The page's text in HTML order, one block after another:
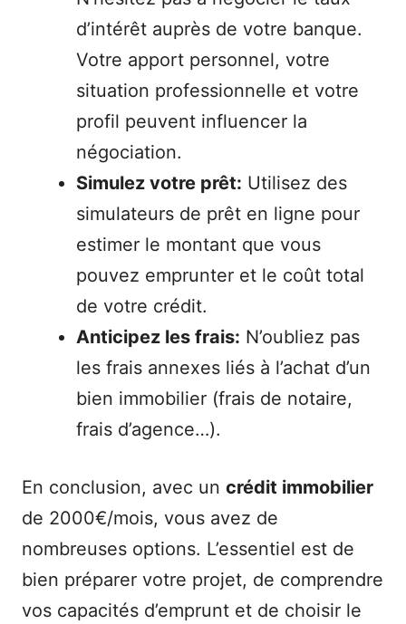
d’intérêt auprès de votre banque.
Votre apport personnel, votre
situation professionnelle et votre
profil peuvent influencer la
négociation.
Simulez votre prêt: Utilisez des
simulateurs de prêt en ligne pour
estimer le montant que vous
pouvez emprunter et le coût total
de votre crédit.
Anticipez les frais: N’oubliez pas
les frais annexes liés à l’achat d’un
bien immobilier (frais de notaire,
frais d’agence…).
En conclusion, avec un crédit immobilier
de 2000€/mois, vous avez de
nombreuses options. L’essentiel est de
bien préparer votre projet, de comprendre
vos capacités d’emprunt et de choisir le